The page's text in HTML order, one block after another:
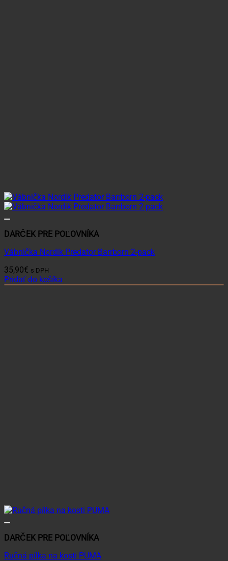
DARČEK PRE POĽOVNÍKA
Vábnička Nordik Predator Barrborn 2-pack
35,90€ s DPH
Pridať do košíka
DARČEK PRE POĽOVNÍKA
Ručná pílka na kosti PUMA